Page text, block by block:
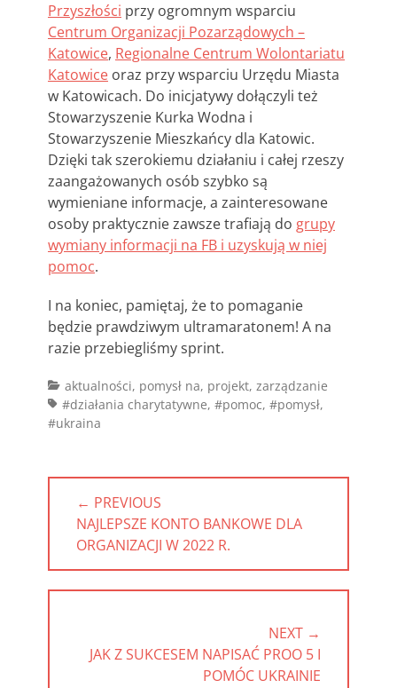
Przyszłości przy ogromnym wsparciu
Centrum Organizacji Pozarządowych –
Katowice, Regionalne Centrum Wolontariatu
Katowice oraz przy wsparciu Urzędu Miasta
w Katowicach. Do inicjatywy dołączyli też
Stowarzyszenie Kurka Wodna i
Stowarzyszenie Mieszkańcy dla Katowic.
Dzięki tak szerokiemu działaniu i całej rzeszy
zaangażowanych osób szybko są
wymieniane informacje, a zainteresowane
osoby praktycznie zawsze trafiają do grupy
wymiany informacji na FB i uzyskują w niej
pomoc.
I na koniec, pamiętaj, że to pomaganie
będzie prawdziwym ultramaratonem! A na
razie przebiegliśmy sprint.
Categories
aktualności, pomysł na, projekt, zarządzanie
#działania charytatywne, #pomoc, #pomysł,
#ukraina
Nawigacja
wpisu← PREVIOUS
PREVIOUS
POST:
NAJLEPSZE KONTO BANKOWE DLA
ORGANIZACJI W 2022 R.
NEXT →
NEXT
JAK Z SUKCESEM NAPISAĆ PROO 5 I
POMÓC UKRAINIE